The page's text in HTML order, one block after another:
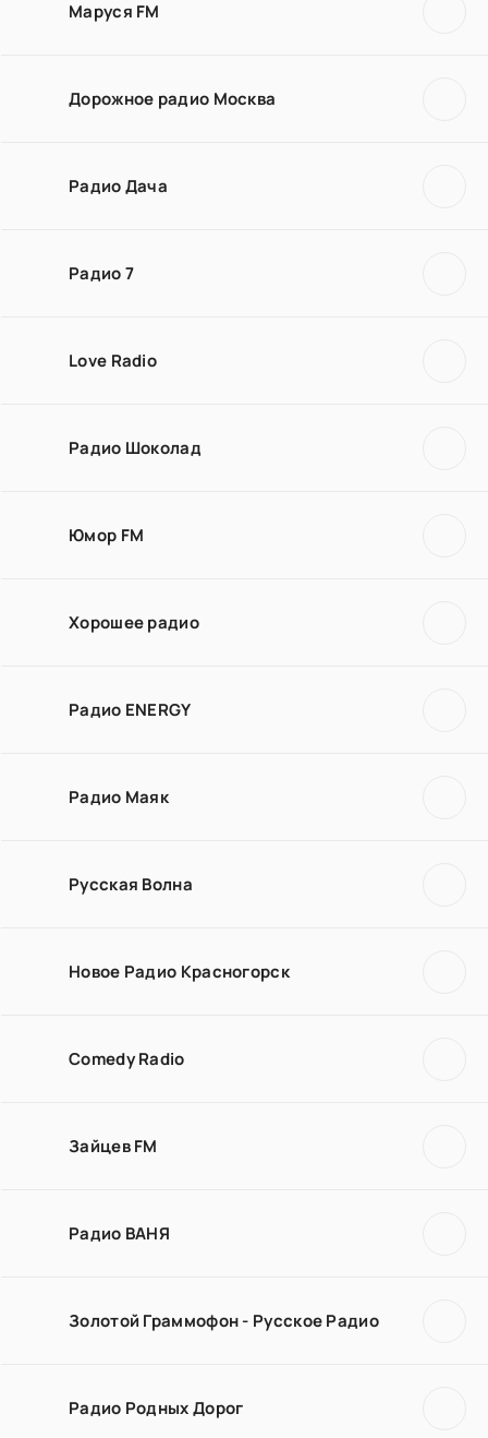
Маруся FM
Дорожное радио Москва
Радио Дача
Радио 7
Love Radio
Радио Шоколад
Юмор FM
Хорошее радио
Радио ENERGY
Радио Маяк
Русская Волна
Новое Радио Красногорск
Comedy Radio
Зайцев FM
Радио ВАНЯ
Золотой Граммофон - Русское Радио
Радио Родных Дорог